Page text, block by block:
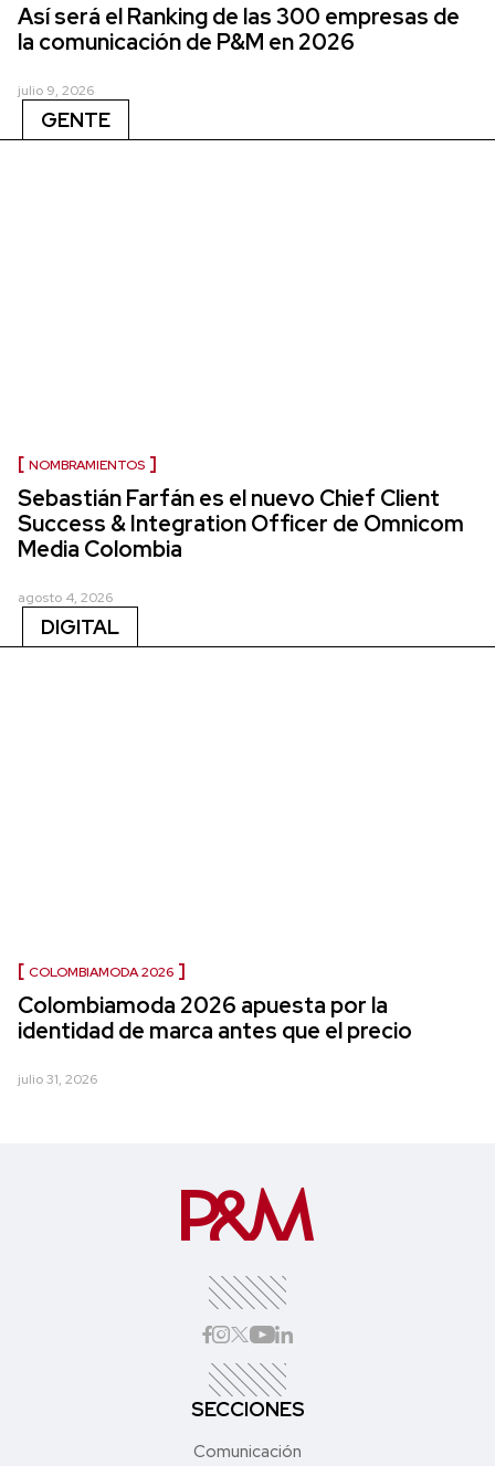
Así será el Ranking de las 300 empresas de
la comunicación de P&M en 2026
julio 9, 2026
GENTE
NOMBRAMIENTOS
Sebastián Farfán es el nuevo Chief Client
Success & Integration Officer de Omnicom
Media Colombia
agosto 4, 2026
DIGITAL
COLOMBIAMODA 2026
Colombiamoda 2026 apuesta por la
identidad de marca antes que el precio
julio 31, 2026
SECCIONES
Comunicación